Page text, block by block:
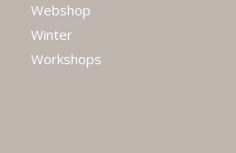
Webshop
Winter
Workshops